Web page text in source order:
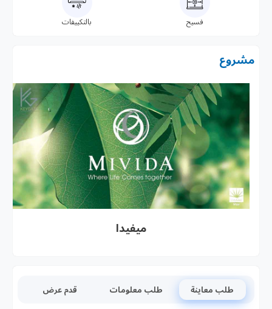
فسيح بالتكييفات
مشروع
ميفيدا
طلب معاينة طلب معلومات قدم عرض